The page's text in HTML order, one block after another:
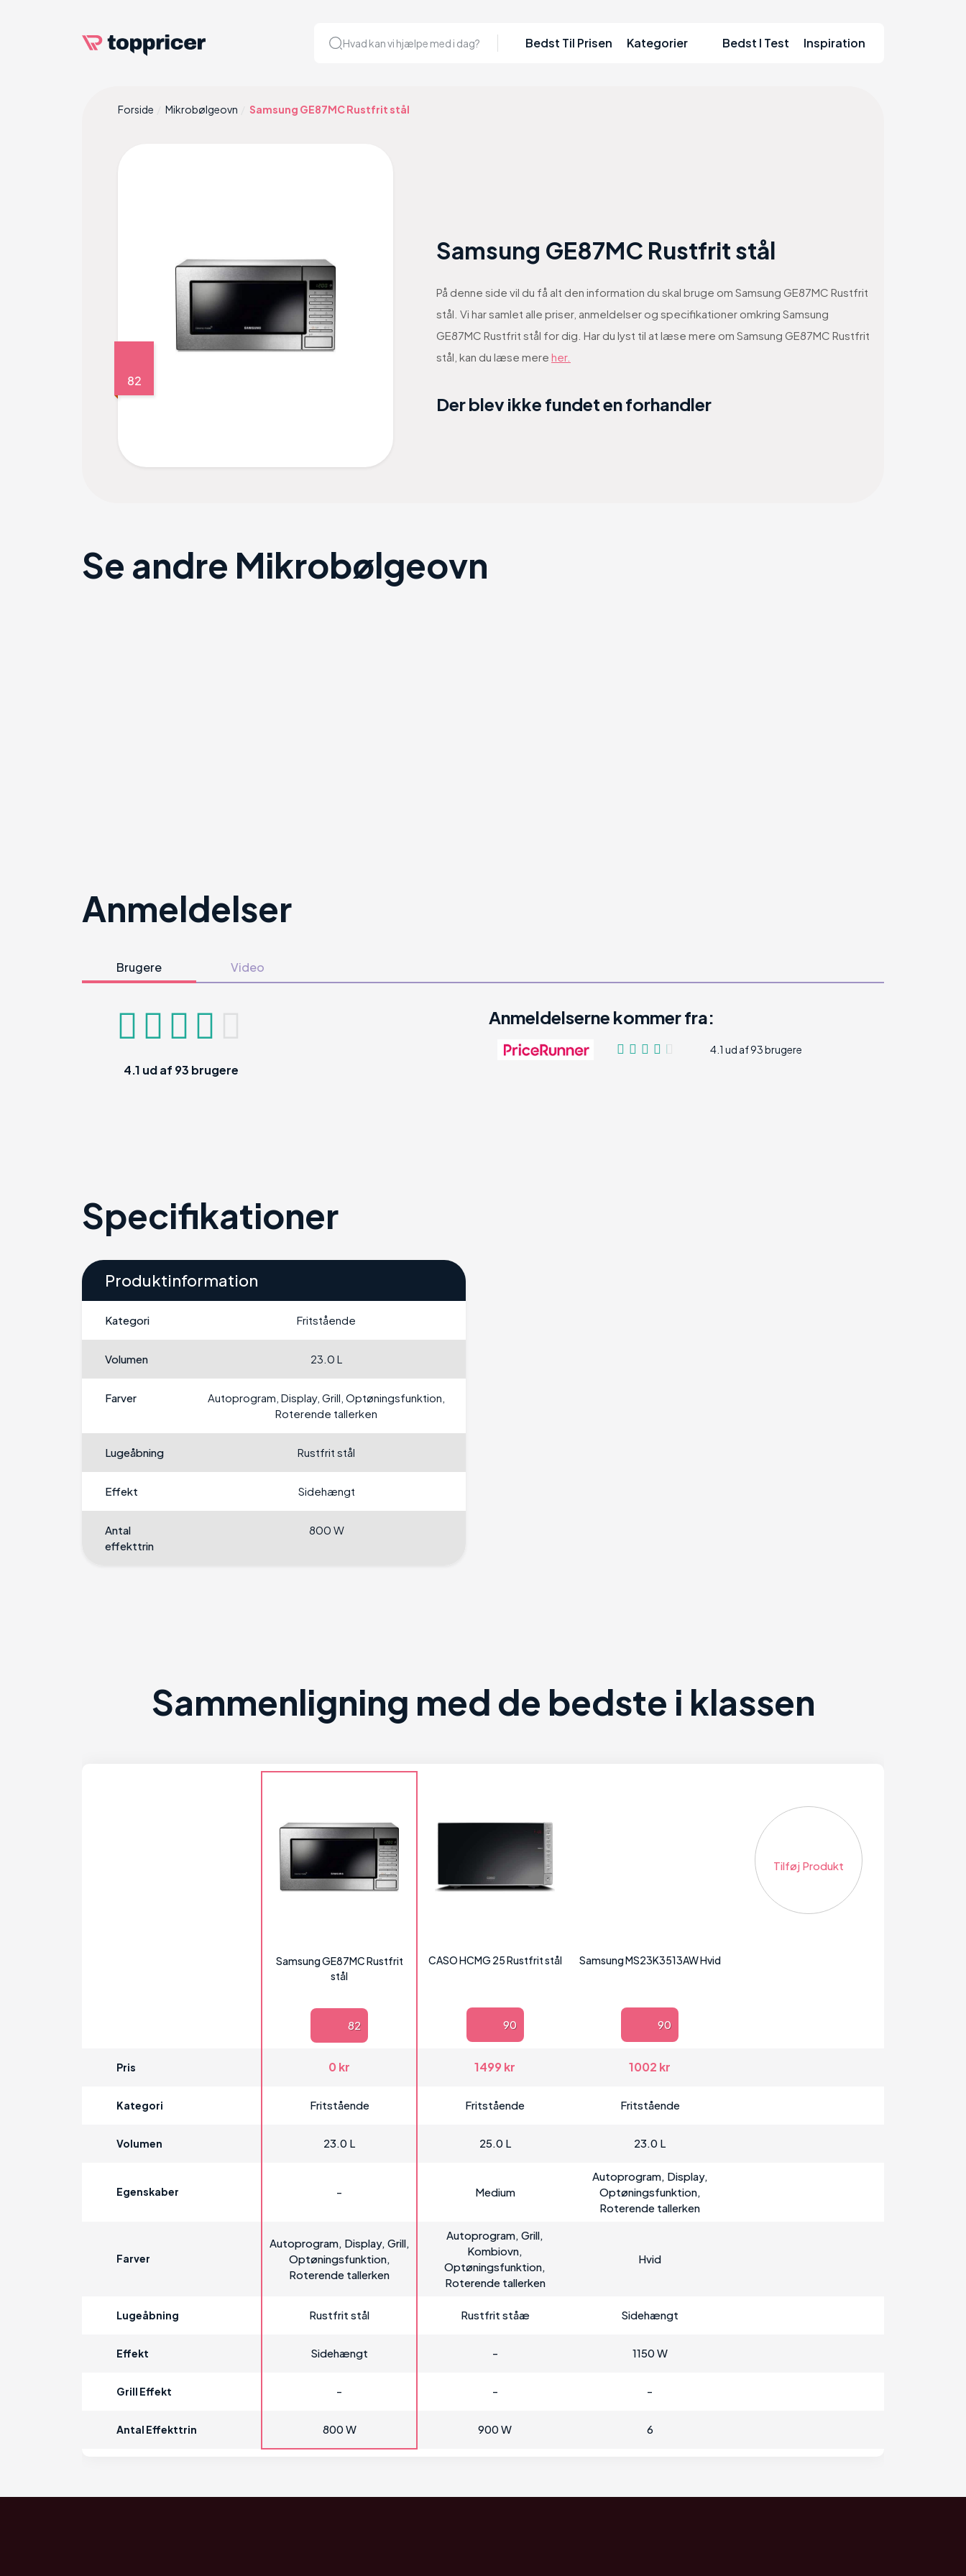
Hvad kan vi hjælpe med i dag? Bedst Til Prisen Kategorier Bedst I Test Inspiration
Forside Mikrobølgeovn Samsung GE87MC Rustfrit stål
82
Samsung GE87MC Rustfrit stål
På denne side vil du få alt den information du skal bruge om Samsung GE87MC Rustfrit
stål. Vi har samlet alle priser, anmeldelser og specifikationer omkring Samsung
GE87MC Rustfrit stål for dig. Har du lyst til at læse mere om Samsung GE87MC Rustfrit
stål, kan du læse mere her.
Der blev ikke fundet en forhandler
Se andre Mikrobølgeovn
Anmeldelser
Brugere Video
4.1 ud af 93 brugere
Anmeldelserne kommer fra:
4.1 ud af 93 brugere
Specifikationer
Produktinformation
Kategori Fritstående
Volumen 23.0 L
Farver
Autoprogram, Display, Grill, Optøningsfunktion,
Roterende tallerken
Lugeåbning Rustfrit stål
Effekt Sidehængt
Antal
effekttrin
800 W
Sammenligning med de bedste i klassen
Samsung GE87MC Rustfrit
stål
82
CASO HCMG 25 Rustfrit stål
90
Samsung MS23K3513AW Hvid
90
Tilføj Produkt
Pris 0 kr 1499 kr 1002 kr
Kategori Fritstående Fritstående Fritstående
Volumen 23.0 L 25.0 L 23.0 L
Egenskaber - Medium
Autoprogram, Display,
Optøningsfunktion,
Roterende tallerken
Farver
Autoprogram, Display, Grill,
Optøningsfunktion,
Roterende tallerken
Autoprogram, Grill,
Kombiovn,
Optøningsfunktion,
Roterende tallerken
Hvid
Lugeåbning Rustfrit stål Rustfrit ståæ Sidehængt
Effekt Sidehængt - 1150 W
Grill Effekt - - -
Antal Effekttrin 800 W 900 W 6